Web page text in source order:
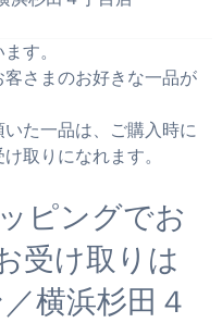
す。
さまのお好きな一品が
た一品は、ご購入時に
取りになれます。
ピングでお
受け取りは
横浜杉田４